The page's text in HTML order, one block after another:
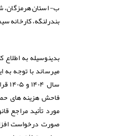
بندرلنگه، كارخانه
بدینوسیله به
میرساند با توجه به
مورد تأئید مراجع
صورت درخواست